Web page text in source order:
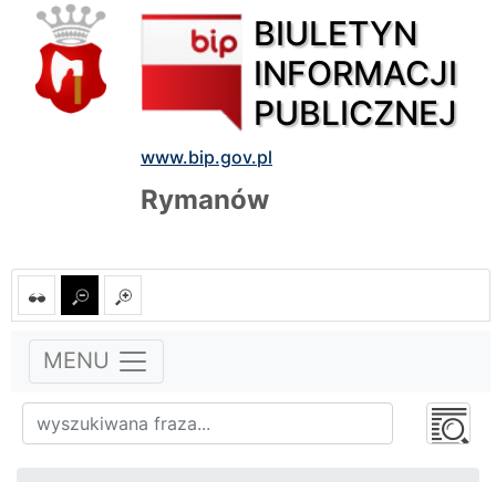
BIULETYN
INFORMACJI
PUBLICZNEJ
www.bip.gov.pl
Rymanów
MENU